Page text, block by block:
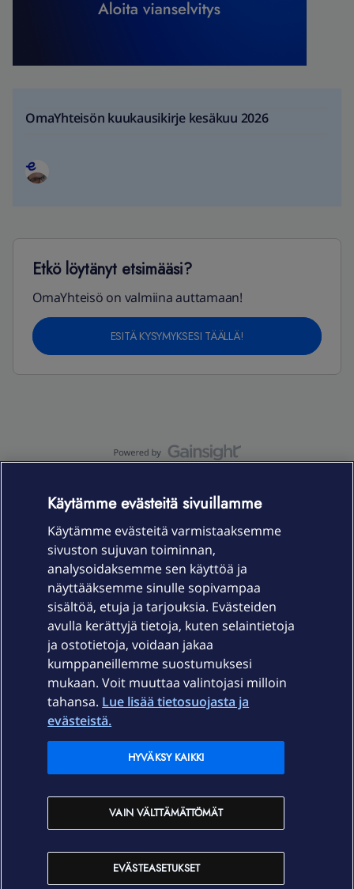
OmaYhteisön kuukausikirje kesäkuu 2026
Etkö löytänyt etsimääsi?
OmaYhteisö on valmiina auttamaan!
ESITÄ KYSYMYKSESI TÄÄLLÄ!
Laitteet & liittymät
Palvelut
Ajankohtaista
Elisa Oyj
In English
Käytämme evästeitä sivuillamme
Käytämme evästeitä varmistaaksemme
sivuston sujuvan toiminnan,
analysoidaksemme sen käyttöä ja
näyttääksemme sinulle sopivampaa
sisältöä, etuja ja tarjouksia. Evästeiden
avulla kerättyjä tietoja, kuten selaintietoja
ja ostotietoja, voidaan jakaa
kumppaneillemme suostumuksesi
mukaan. Voit muuttaa valintojasi milloin
tahansa. Lue lisää tietosuojasta ja
evästeistä.
EVÄSTEASETUKSET
VAIN VÄLTTÄMÄTTÖMÄT
HYVÄKSY KAIKKI